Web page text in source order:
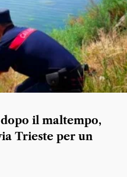
il maltempo,
Trieste per un